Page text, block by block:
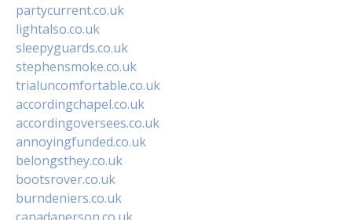
partycurrent.co.uk
lightalso.co.uk
sleepyguards.co.uk
stephensmoke.co.uk
trialuncomfortable.co.uk
accordingchapel.co.uk
accordingoversees.co.uk
annoyingfunded.co.uk
belongsthey.co.uk
bootsrover.co.uk
burndeniers.co.uk
canadaperson.co.uk